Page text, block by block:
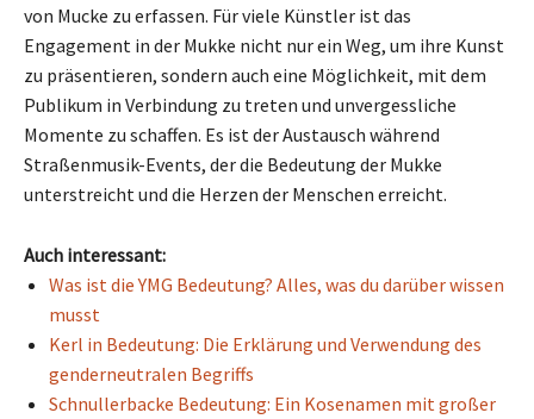
von Mucke zu erfassen. Für viele Künstler ist das
Engagement in der Mukke nicht nur ein Weg, um ihre Kunst
zu präsentieren, sondern auch eine Möglichkeit, mit dem
Publikum in Verbindung zu treten und unvergessliche
Momente zu schaffen. Es ist der Austausch während
Straßenmusik-Events, der die Bedeutung der Mukke
unterstreicht und die Herzen der Menschen erreicht.
Auch interessant:
Was ist die YMG Bedeutung? Alles, was du darüber wissen
musst
Kerl in Bedeutung: Die Erklärung und Verwendung des
genderneutralen Begriffs
Schnullerbacke Bedeutung: Ein Kosenamen mit großer